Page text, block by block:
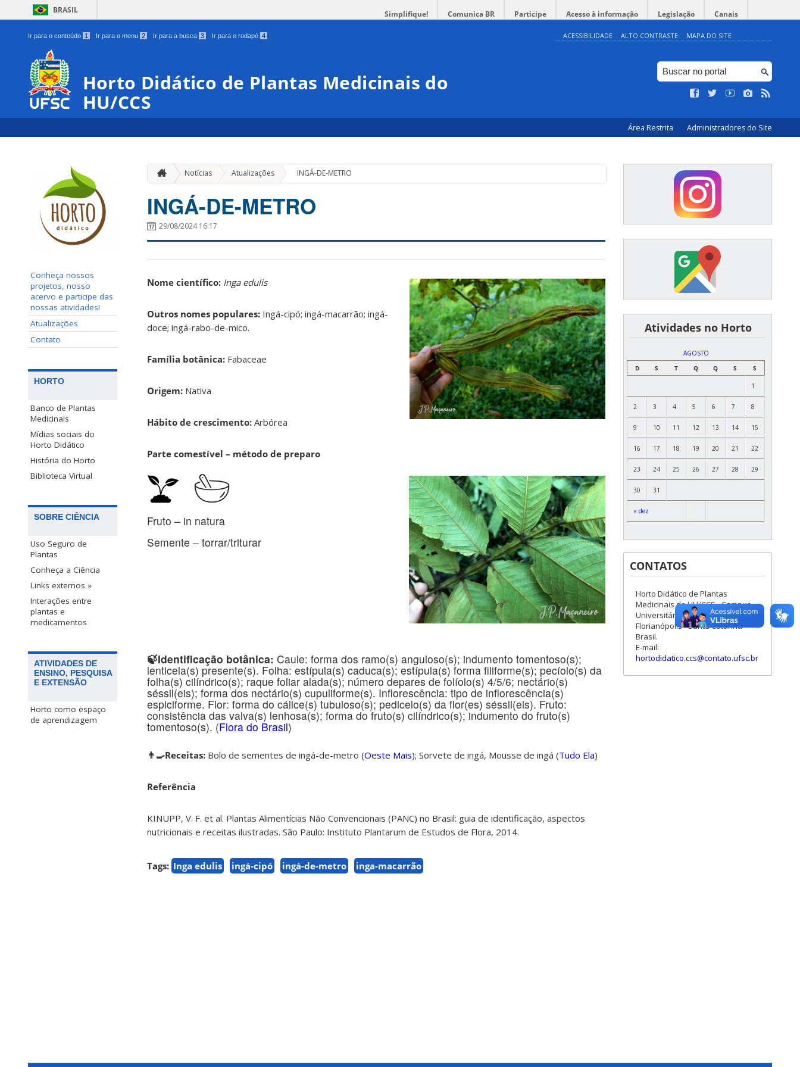
BRASIL Simplifique! Comunica BR Participe Acesso à informação Legislação Canais
Ir para o conteúdo 1 Ir para o menu 2 Ir para a busca 3 Ir para o rodapé 4 ACESSIBILIDADE ALTO CONTRASTE MAPA DO SITE
Horto Didático de Plantas Medicinais do
HU/CCS
Área Restrita Administradores do Site
Conheça nossos
projetos, nosso
acervo e participe das
nossas atividades!
Atualizações
Contato
HORTO
Banco de Plantas
Medicinais
Mídias sociais do
Horto Didático
História do Horto
Biblioteca Virtual
SOBRE CIÊNCIA
Uso Seguro de
Plantas
Conheça a Ciência
Links externos »
Interações entre
plantas e
medicamentos
ATIVIDADES DE
ENSINO, PESQUISA
E EXTENSÃO
Horto como espaço
de aprendizagem
Notícias Atualizações » INGÁ-DE-METRO
INGÁ-DE-METRO
29/08/2024 16:17
Nome científico: Inga edulis
Outros nomes populares: Ingá-cipó; ingá-macarrão; ingá-
doce; ingá-rabo-de-mico.
Família botânica: Fabaceae
Origem: Nativa
Hábito de crescimento: Arbórea
Parte comestível – método de preparo
Fruto – in natura
Semente – torrar/triturar
🍃Identificação botânica: Caule: forma dos ramo(s) anguloso(s); indumento tomentoso(s);
lenticela(s) presente(s). Folha: estípula(s) caduca(s); estípula(s) forma filiforme(s); pecíolo(s) da
folha(s) cilíndrico(s); raque foliar alada(s); número depares de folíolo(s) 4/5/6; nectário(s)
séssil(eis); forma dos nectário(s) cupuliforme(s). Inflorescência: tipo de inflorescência(s)
espiciforme. Flor: forma do cálice(s) tubuloso(s); pedicelo(s) da flor(es) séssil(eis). Fruto:
consistência das valva(s) lenhosa(s); forma do fruto(s) cilíndrico(s); indumento do fruto(s)
tomentoso(s). (Flora do Brasil)
👨‍🍳Receitas: Bolo de sementes de ingá-de-metro (Oeste Mais); Sorvete de ingá, Mousse de ingá (Tudo Ela)
Referência
KINUPP, V. F. et al. Plantas Alimentícias Não Convencionais (PANC) no Brasil: guia de identificação, aspectos
nutricionais e receitas ilustradas. São Paulo: Instituto Plantarum de Estudos de Flora, 2014.
Tags: Inga edulis ingá-cipó ingá-de-metro inga-macarrão
͏ ͏ ͏ ͏ ͏ ͏Atividades no Horto
AGOSTO
D
S T Q Q S S
« dez
1
2 3 4 5 6 7 8
9 10 11 12 13 14 15
16 17 18 19 20 21 22
23 24 25 26 27 28 29
30 31
CONTATOS
Horto Didático de Plantas
Medicinais do HU/CCS - Campus
Universitário - Trindade -
Florianópolis - Santa Catarina -
Brasil.
E-mail:
hortodidatico.ccs@contato.ufsc.br